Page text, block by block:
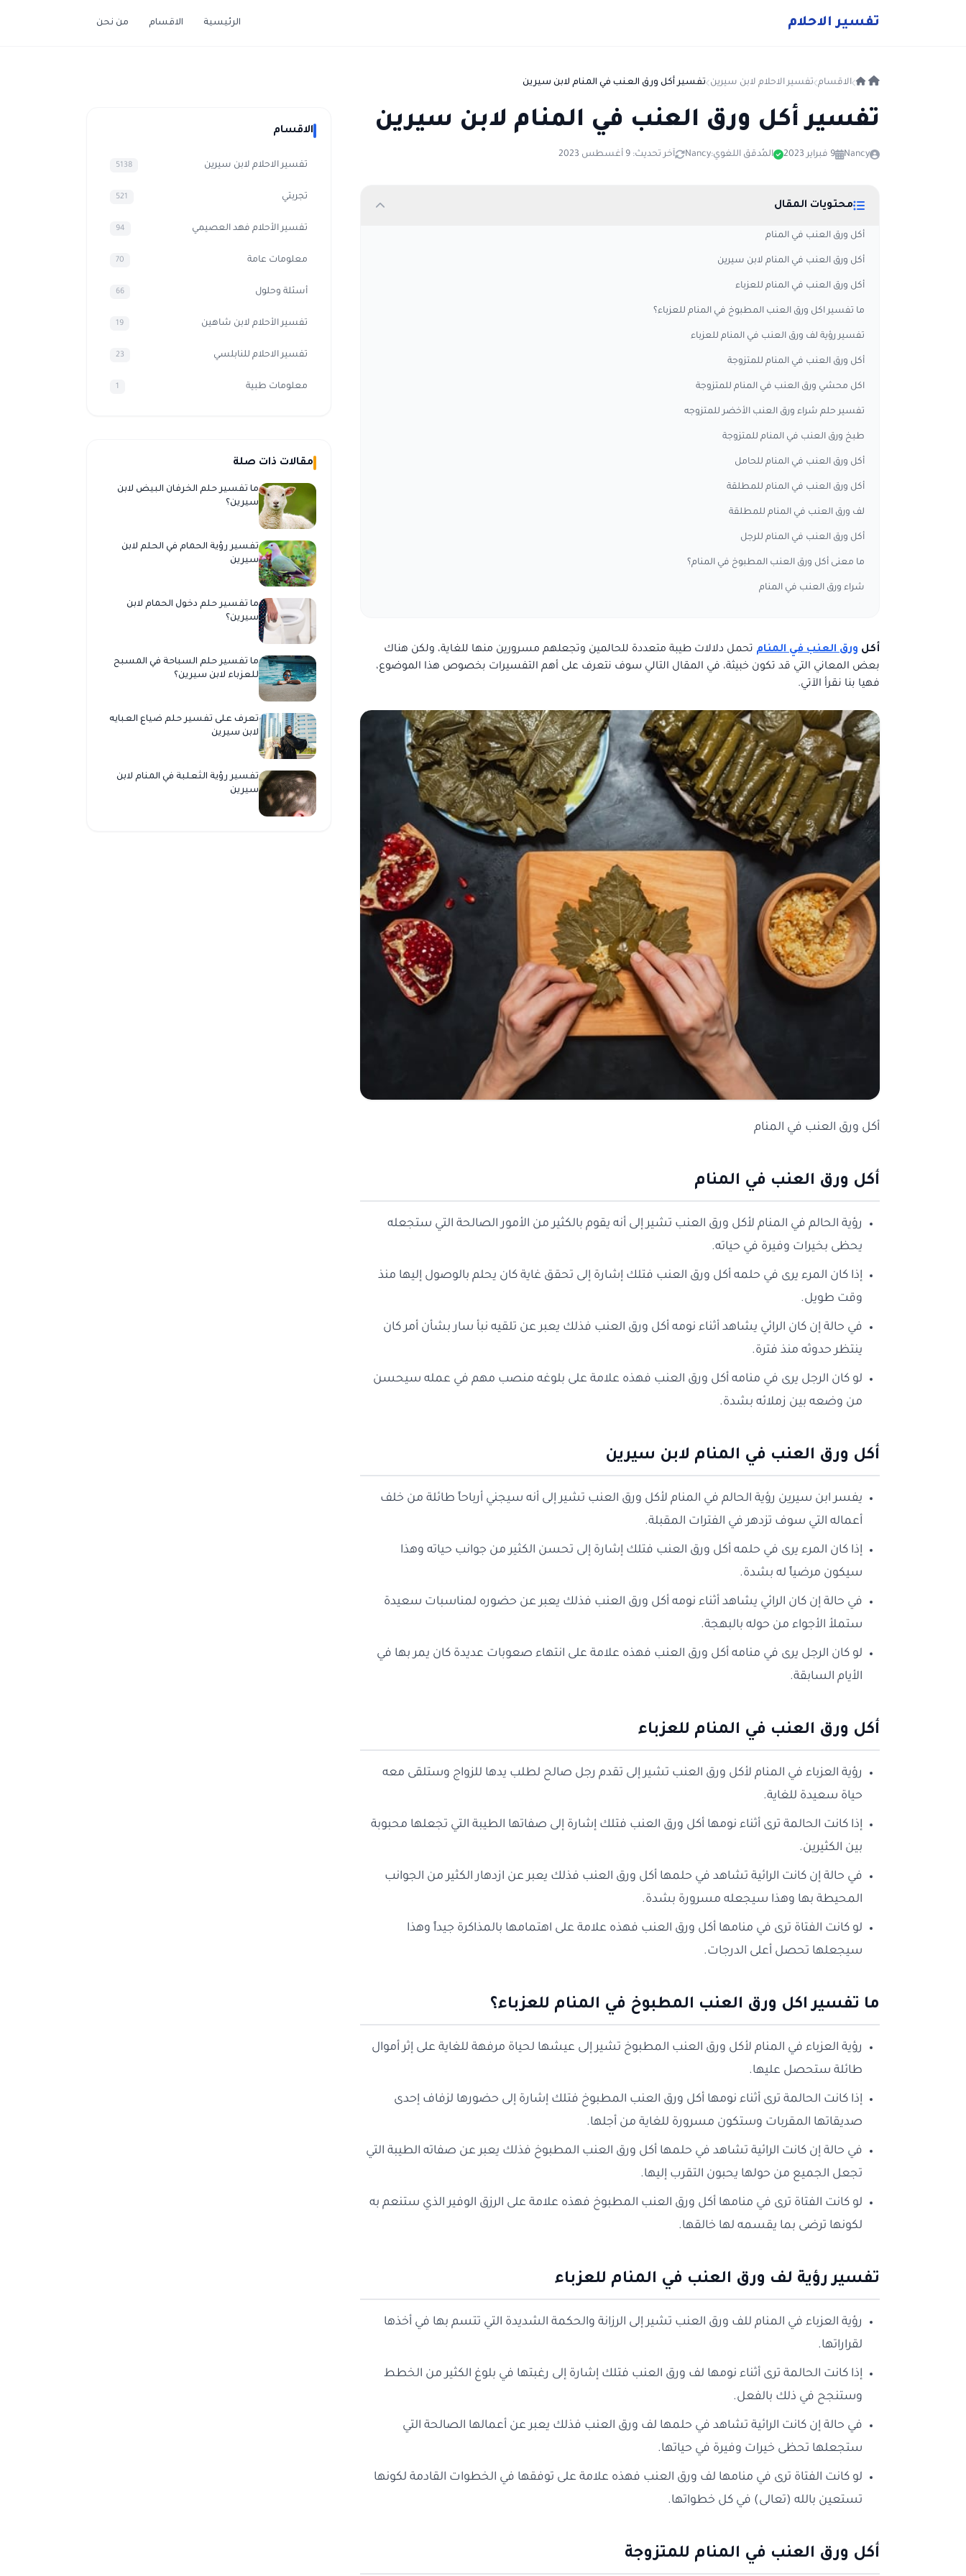
تفسير الاحلام الرئيسية الاقسام من نحن
الاقسام تفسير الاحلام لابن سيرين تفسير أكل ورق العنب في المنام لابن سيرين
تفسير أكل ورق العنب في المنام لابن سيرين
Nancy 9 فبراير 2023 المُدقق اللغوي:Nancy آخر تحديث: 9 أغسطس 2023
محتويات المقال
أكل ورق العنب في المنام
أكل ورق العنب في المنام لابن سيرين
أكل ورق العنب في المنام للعزباء
ما تفسير اكل ورق العنب المطبوخ في المنام للعزباء؟
تفسير رؤية لف ورق العنب في المنام للعزباء
أكل ورق العنب في المنام للمتزوجة
اكل محشي ورق العنب في المنام للمتزوجة
تفسير حلم شراء ورق العنب الأخضر للمتزوجه
طبخ ورق العنب في المنام للمتزوجة
أكل ورق العنب في المنام للحامل
أكل ورق العنب في المنام للمطلقة
لف ورق العنب في المنام للمطلقة
أكل ورق العنب في المنام للرجل
ما معنى أكل ورق العنب المطبوخ في المنام؟
شراء ورق العنب في المنام
أكل ورق العنب في المنام تحمل دلالات طيبة متعددة للحالمين وتجعلهم مسرورين منها للغاية، ولكن هناك
بعض المعاني التي قد تكون خبيثة، في المقال التالي سوف نتعرف على أهم التفسيرات بخصوص هذا الموضوع،
فهيا بنا نقرأ الآتي.
أكل ورق العنب في المنام
أكل ورق العنب في المنام
رؤية الحالم في المنام لأكل ورق العنب تشير إلى أنه يقوم بالكثير من الأمور الصالحة التي ستجعله
يحظى بخيرات وفيرة في حياته.
إذا كان المرء يرى في حلمه أكل ورق العنب فتلك إشارة إلى تحقق غاية كان يحلم بالوصول إليها منذ
وقت طويل.
في حالة إن كان الرائي يشاهد أثناء نومه أكل ورق العنب فذلك يعبر عن تلقيه نبأ سار بشأن أمر كان
ينتظر حدوثه منذ فترة.
لو كان الرجل يرى في منامه أكل ورق العنب فهذه علامة على بلوغه منصب مهم في عمله سيحسن
من وضعه بين زملائه بشدة.
أكل ورق العنب في المنام لابن سيرين
يفسر ابن سيرين رؤية الحالم في المنام لأكل ورق العنب تشير إلى أنه سيجني أرباحاً طائلة من خلف
أعماله التي سوف تزدهر في الفترات المقبلة.
إذا كان المرء يرى في حلمه أكل ورق العنب فتلك إشارة إلى تحسن الكثير من جوانب حياته وهذا
سيكون مرضياً له بشدة.
في حالة إن كان الرائي يشاهد أثناء نومه أكل ورق العنب فذلك يعبر عن حضوره لمناسبات سعيدة
ستملأ الأجواء من حوله بالبهجة.
لو كان الرجل يرى في منامه أكل ورق العنب فهذه علامة على انتهاء صعوبات عديدة كان يمر بها في
الأيام السابقة.
أكل ورق العنب في المنام للعزباء
رؤية العزباء في المنام لأكل ورق العنب تشير إلى تقدم رجل صالح لطلب يدها للزواج وستلقى معه
حياة سعيدة للغاية.
إذا كانت الحالمة ترى أثناء نومها أكل ورق العنب فتلك إشارة إلى صفاتها الطيبة التي تجعلها محبوبة
بين الكثيرين.
في حالة إن كانت الرائية تشاهد في حلمها أكل ورق العنب فذلك يعبر عن ازدهار الكثير من الجوانب
المحيطة بها وهذا سيجعله مسرورة بشدة.
لو كانت الفتاة ترى في منامها أكل ورق العنب فهذه علامة على اهتمامها بالمذاكرة جيداً وهذا
سيجعلها تحصل أعلى الدرجات.
ما تفسير اكل ورق العنب المطبوخ في المنام للعزباء؟
رؤية العزباء في المنام لأكل ورق العنب المطبوخ تشير إلى عيشها لحياة مرفهة للغاية على إثر أموال
طائلة ستحصل عليها.
إذا كانت الحالمة ترى أثناء نومها أكل ورق العنب المطبوخ فتلك إشارة إلى حضورها لزفاف إحدى
صديقاتها المقربات وستكون مسرورة للغاية من أجلها.
في حالة إن كانت الرائية تشاهد في حلمها أكل ورق العنب المطبوخ فذلك يعبر عن صفاته الطيبة التي
تجعل الجميع من حولها يحبون التقرب إليها.
لو كانت الفتاة ترى في منامها أكل ورق العنب المطبوخ فهذه علامة على الرزق الوفير الذي ستنعم به
لكونها ترضى بما يقسمه لها خالقها.
تفسير رؤية لف ورق العنب في المنام للعزباء
رؤية العزباء في المنام للف ورق العنب تشير إلى الرزانة والحكمة الشديدة التي تتسم بها في أخذها
لقراراتها.
إذا كانت الحالمة ترى أثناء نومها لف ورق العنب فتلك إشارة إلى رغبتها في بلوغ الكثير من الخطط
وستنجح في ذلك بالفعل.
في حالة إن كانت الرائية تشاهد في حلمها لف ورق العنب فذلك يعبر عن أعمالها الصالحة التي
ستجعلها تحظى خيرات وفيرة في حياتها.
لو كانت الفتاة ترى في منامها لف ورق العنب فهذه علامة على توفقها في الخطوات القادمة لكونها
تستعين بالله (تعالى) في كل خطواتها.
أكل ورق العنب في المنام للمتزوجة
الاقسام
تفسير الاحلام لابن سيرين 5138
تجربتي 521
تفسير الأحلام فهد العصيمي 94
معلومات عامة 70
أسئلة وحلول 66
تفسير الأحلام لابن شاهين 19
تفسير الاحلام للنابلسي 23
معلومات طبية 1
مقالات ذات صلة
ما تفسير حلم الخرفان البيض لابن
سيرين؟
تفسير رؤية الحمام في الحلم لابن
سيرين
ما تفسير حلم دخول الحمام لابن
سيرين؟
ما تفسير حلم السباحة في المسبح
للعزباء لابن سيرين؟
تعرف على تفسير حلم ضياع العبايه
لابن سيرين
تفسير رؤية الثعلبة في المنام لابن
سيرين